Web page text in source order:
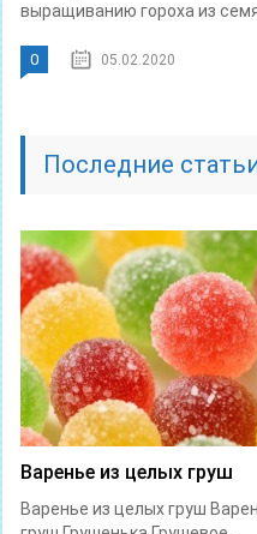
выращиванию гороха из
0 05.02.2020
Последние
Варенье из целых груш
Варенье из целых груш